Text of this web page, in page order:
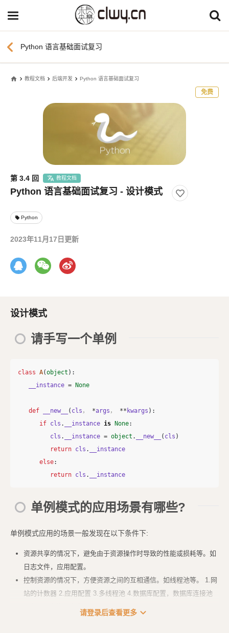
chevron_left Python 语言基础面试复习
home 教程文档 后端开发 Python 语言基础面试复习
免费
第 3.4 回 教程文档
Python 语言基础面试复习 - 设计模式
local_offer Python
2023年11月17日更新
设计模式
请手写一个单例
class A(object ):
__instance = None
def __new__ ( cls ， *args ， ** kwargs ):
if cls . __instance is None:
cls . __instance = object . __new__ ( cls )
return cls .
__instance
else:
return cls . __instance
单例模式的应用场景有哪些?
单例模式应用的场景一般发现在以下条件下:
资源共享的情况下，避免由于资源操作时导致的性能或损耗等。如
日志文件，应用配置。
控制资源的情况下，方便资源之间的互相通信。如线程池等。 1.网
站的计数器 2.应用配置 3.多线程池 4.数据库配置，数据库连接池
5.应用程序的日志应用....
请登录后查看更多 expand_more